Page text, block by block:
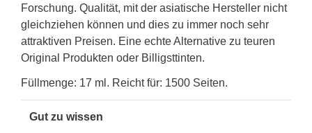
Forschung. Qualität, mit der asiatische Hersteller nicht
gleichziehen können und dies zu immer noch sehr
attraktiven Preisen. Eine echte Alternative zu teuren
Original Produkten oder Billigsttinten.
Füllmenge: 17 ml. Reicht für: 1500 Seiten.
Gut zu wissen